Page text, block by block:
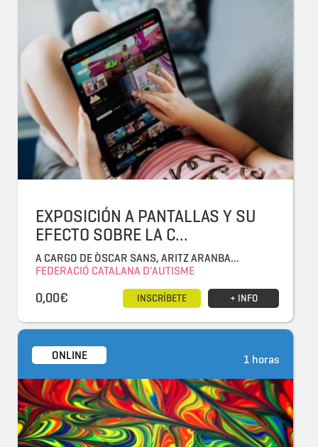
EXPOSICIÓN A PANTALLAS Y SU
EFECTO SOBRE LA C...
A CARGO DE ÒSCAR SANS, ARITZ ARANBA...
FEDERACIÓ CATALANA D'AUTISME
0,00€ + INFO
INSCRÍBETE
1 horas
ONLINE